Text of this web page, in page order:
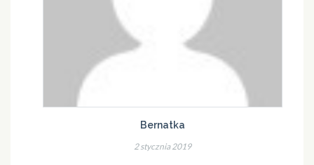
Bernatka
2 stycznia 2019